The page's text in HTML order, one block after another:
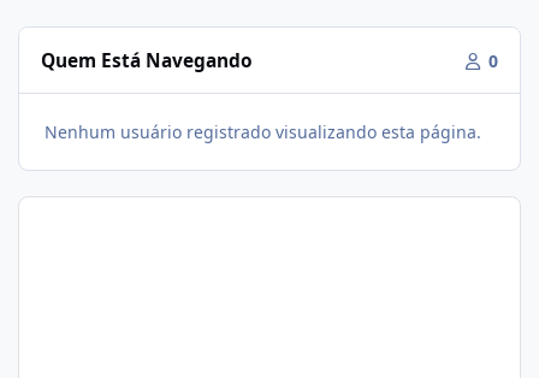
Quem Está Navegando 0
Nenhum usuário registrado visualizando esta página.